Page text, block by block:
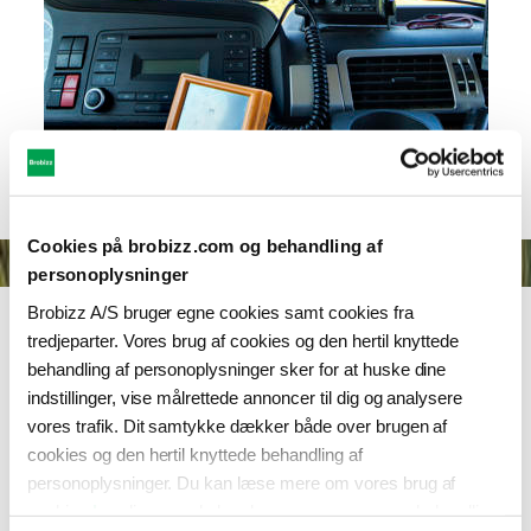
Cookies på brobizz.com og behandling af
personoplysninger
Brobizz A/S bruger egne cookies samt cookies fra
tredjeparter. Vores brug af cookies og den hertil knyttede
behandling af personoplysninger sker for at huske dine
indstillinger, vise målrettede annoncer til dig og analysere
vores trafik. Dit samtykke dækker både over brugen af
cookies og den hertil knyttede behandling af
personoplysninger. Du kan læse mere om vores brug af
Hvem er appen til?
Appen kan bruges til vejafgifter samt på
Storebæltsbroen og Øresundsbron og er
derfor oplagt til jer, der primært kører i
Danmark.
Hvis I ofte kører i Norge, er vores Vejafgift
Boks måske noget for jer. Den kan bruges til